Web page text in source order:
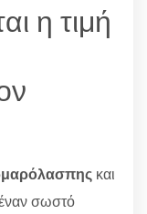
η τιμή
και
σωστό